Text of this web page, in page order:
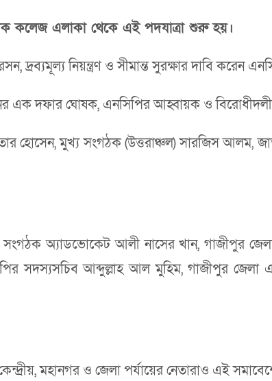
কলেজ এলাকা থেকে এই পদযাত্রা শুরু হয়।
দ্রব্যমূল্য নিয়ন্ত্রণ ও সীমান্ত সুরক্ষার দাবি করেন
এক দফার ঘোষক, এনসিপির আহ্বায়ক ও
হোসেন, মুখ্য সংগঠক (উত্তরাঞ্চল) সারজিস আলম,
সংগঠক অ্যাডভোকেট আলী নাসের খান, গাজীপুর
সদস্যসচিব আব্দুল্লাহ আল মুহিম, গাজীপুর
মহানগর ও জেলা পর্যায়ের নেতারাও এই